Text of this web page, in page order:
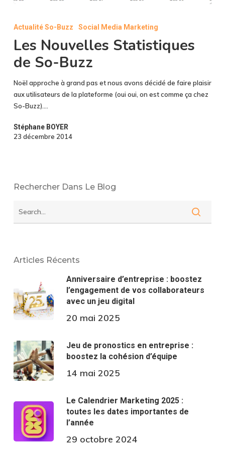
Statistiques
So-
Buzz
Actualité So-Buzz Social Media Marketing
Les Nouvelles Statistiques
de So-Buzz
Noël approche à grand pas et nous avons décidé de faire plaisir
aux utilisateurs de la plateforme (oui oui, on est comme ça chez
So-Buzz).…
Stéphane BOYER
23 décembre 2014
Rechercher Dans Le Blog
Articles Récents
Anniversaire d’entreprise : boostez
l’engagement de vos collaborateurs
avec un jeu digital
20 mai 2025
Jeu de pronostics en entreprise :
boostez la cohésion d’équipe
14 mai 2025
Le Calendrier Marketing 2025 :
toutes les dates importantes de
l’année
29 octobre 2024